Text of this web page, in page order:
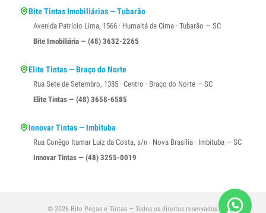
Bite Tintas Imobiliárias — Tubarão
Avenida Patrício Lima, 1566 · Humaitá de Cima · Tubarão — SC
Bite Imobiliária — (48) 3632-2265
Elite Tintas — Braço do Norte
Rua Sete de Setembro, 1385 · Centro · Braço do Norte — SC
Elite Tintas — (48) 3658-6585
Innovar Tintas — Imbituba
Rua Conêgo Itamar Luiz da Costa, s/n · Nova Brasília · Imbituba — SC
Innovar Tintas — (48) 3255-0019
© 2026 Bite Peças e Tintas — Todos os direitos reservados.